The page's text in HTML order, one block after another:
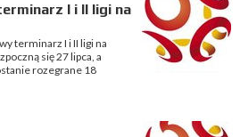
I i II ligi na
terminarz I i II ligi na
się 27 lipca, a
rozegrane 18